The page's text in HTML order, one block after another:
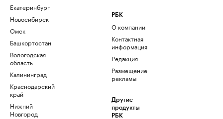
Екатеринбург
Новосибирск
Омск
Башкортостан
Вологодская
область
Калининград
Краснодарский
край
Нижний
Новгород
РБК
О компании
Контактная
информация
Редакция
Размещение
рекламы
Другие
продукты
РБК